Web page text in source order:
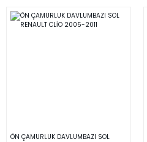
ÖN ÇAMURLUK DAVLUMBAZI SOL